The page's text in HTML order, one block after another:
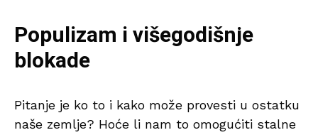
Populizam i višegodišnje
blokade
Pitanje je ko to i kako može provesti u ostatku
naše zemlje? Hoće li nam to omogućiti stalne